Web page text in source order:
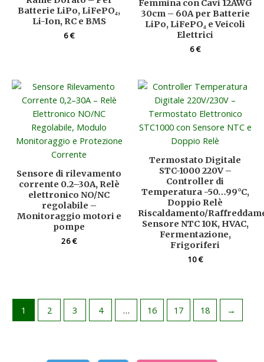
Batterie LiPo, LiFePO₄,
Li-Ion, RC e BMS
6€
Femmina con Cavi 12AWG
30cm – 60A per Batterie
LiPo, LiFePO₄ e Veicoli
Elettrici
6€
Sensore di rilevamento
corrente 0.2–30A, Relè
elettronico NO/NC
regolabile –
Monitoraggio motori e
pompe
26€
Termostato Digitale
STC-1000 220V –
Controller di
Temperatura -50…99°C,
Doppio Relè
Riscaldamento/
Sensore NTC 10K, HVAC,
Fermentazione,
Frigoriferi
10€
1 2 3 4 … 16 17 18 →